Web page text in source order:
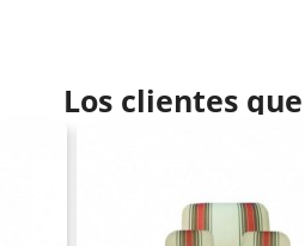
Los clientes